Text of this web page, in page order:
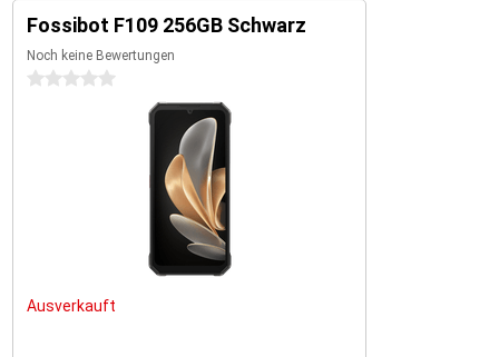
Fossibot F109 256GB Schwarz
Noch keine Bewertungen
0 Sterne
Ausverkauft